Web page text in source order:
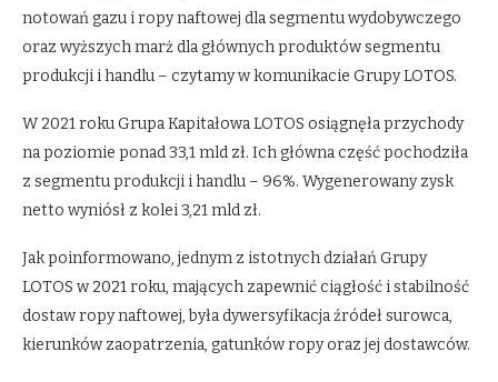
notowań gazu i ropy naftowej dla segmentu wydobywczego
oraz wyższych marż dla głównych produktów segmentu
produkcji i handlu – czytamy w komunikacie Grupy LOTOS.
W 2021 roku Grupa Kapitałowa LOTOS osiągnęła przychody
na poziomie ponad 33,1 mld zł. Ich główna część pochodziła
z segmentu produkcji i handlu – 96%. Wygenerowany zysk
netto wyniósł z kolei 3,21 mld zł.
Jak poinformowano, jednym z istotnych działań Grupy
LOTOS w 2021 roku, mających zapewnić ciągłość i stabilność
dostaw ropy naftowej, była dywersyfikacja źródeł surowca,
kierunków zaopatrzenia, gatunków ropy oraz jej dostawców.